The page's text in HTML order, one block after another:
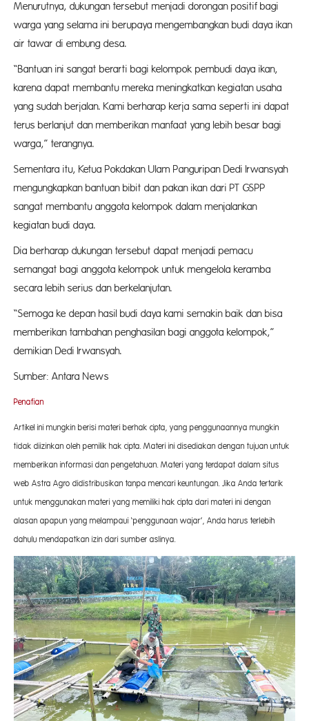
Menurutnya, dukungan tersebut menjadi dorongan positif bagi
warga yang selama ini berupaya mengembangkan budi daya ikan
air tawar di embung desa.
“Bantuan ini sangat berarti bagi kelompok pembudi daya ikan,
karena dapat membantu mereka meningkatkan kegiatan usaha
yang sudah berjalan. Kami berharap kerja sama seperti ini dapat
terus berlanjut dan memberikan manfaat yang lebih besar bagi
warga,” terangnya.
Sementara itu, Ketua Pokdakan Ulam Panguripan Dedi Irwansyah
mengungkapkan bantuan bibit dan pakan ikan dari PT GSPP
sangat membantu anggota kelompok dalam menjalankan
kegiatan budi daya.
Dia berharap dukungan tersebut dapat menjadi pemacu
semangat bagi anggota kelompok untuk mengelola keramba
secara lebih serius dan berkelanjutan.
“Semoga ke depan hasil budi daya kami semakin baik dan bisa
memberikan tambahan penghasilan bagi anggota kelompok,”
demikian Dedi Irwansyah.
Sumber: Antara News
Penafian
Artikel ini mungkin berisi materi berhak cipta, yang penggunaannya mungkin
tidak diizinkan oleh pemilik hak cipta. Materi ini disediakan dengan tujuan untuk
memberikan informasi dan pengetahuan. Materi yang terdapat dalam situs
web Astra Agro didistribusikan tanpa mencari keuntungan. Jika Anda tertarik
untuk menggunakan materi yang memiliki hak cipta dari materi ini dengan
alasan apapun yang melampaui ‘penggunaan wajar’, Anda harus terlebih
dahulu mendapatkan izin dari sumber aslinya.